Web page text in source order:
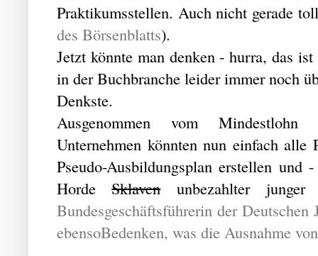
Praktikumsstellen. Auch nicht gerade
des Börsenblatts).
Jetzt könnte man denken - hurra, das
in der Buchbranche leider immer noch
Denkste.
Ausgenommen vom Mindestlohn
Unternehmen könnten nun einfach
Pseudo-Ausbildungsplan erstellen
HordeSklavenunbezahlter
Bundesgeschäftsführerin der
ebensoBedenken, was die Ausnahme